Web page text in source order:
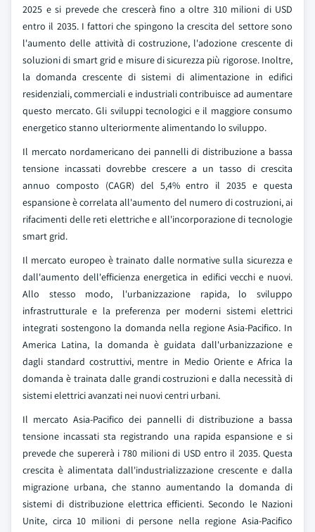
2025 e si prevede che crescerà fino a oltre 310 milioni di USD
entro il 2035. I fattori che spingono la crescita del settore sono
l'aumento delle attività di costruzione, l'adozione crescente di
soluzioni di smart grid e misure di sicurezza più rigorose. Inoltre,
la domanda crescente di sistemi di alimentazione in edifici
residenziali, commerciali e industriali contribuisce ad aumentare
questo mercato. Gli sviluppi tecnologici e il maggiore consumo
energetico stanno ulteriormente alimentando lo sviluppo.
Il mercato nordamericano dei pannelli di distribuzione a bassa
tensione incassati dovrebbe crescere a un tasso di crescita
annuo composto (CAGR) del 5,4% entro il 2035 e questa
espansione è correlata all'aumento del numero di costruzioni, ai
rifacimenti delle reti elettriche e all'incorporazione di tecnologie
smart grid.
Il mercato europeo è trainato dalle normative sulla sicurezza e
dall'aumento dell'efficienza energetica in edifici vecchi e nuovi.
Allo stesso modo, l'urbanizzazione rapida, lo sviluppo
infrastrutturale e la preferenza per moderni sistemi elettrici
integrati sostengono la domanda nella regione Asia-Pacifico. In
America Latina, la domanda è guidata dall'urbanizzazione e
dagli standard costruttivi, mentre in Medio Oriente e Africa la
domanda è trainata dalle grandi costruzioni e dalla necessità di
sistemi elettrici avanzati nei nuovi centri urbani.
Il mercato Asia-Pacifico dei pannelli di distribuzione a bassa
tensione incassati sta registrando una rapida espansione e si
prevede che supererà i 780 milioni di USD entro il 2035. Questa
crescita è alimentata dall'industrializzazione crescente e dalla
migrazione urbana, che stanno aumentando la domanda di
sistemi di distribuzione elettrica efficienti. Secondo le Nazioni
Unite, circa 10 milioni di persone nella regione Asia-Pacifico